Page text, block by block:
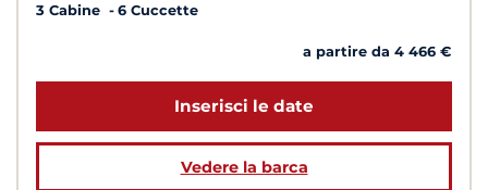
3 Cabine
6 Cuccette
a partire da 4 466 €
Inserisci le date
Vedere la barca